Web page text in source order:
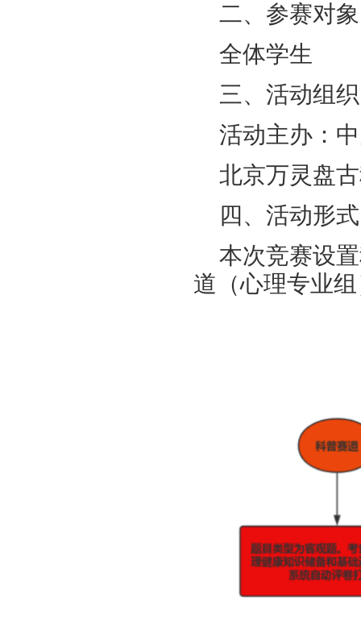
二、参赛对象
全体学生
三、活动组织
活动主办：
北京万灵盘
四、活动形式
本次竞赛设
道（心理专业